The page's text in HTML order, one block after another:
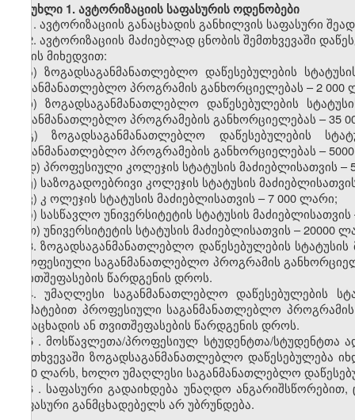
მუხლი 1. ავტორიზაციის საფასურისოდენობები
1. ავტორიზაციის განაცხადის განხილვის საფასური
2.ავტორიზაციის მაძიებლად ცნობის შემთხვევაში
სახის მიხედვით:
ა) ზოგადსაგანმანათლებლო დაწესებულების
საგანმანათლებლო პროგრამის განხორციელებას –2000
ბ) ზოგადსაგანმანათლებლო დაწესებულების
საგანმანათლებლო პროგრამების განხორციელებას –35
გ)
ზოგადსაგანმანათლებლო დაწესებულების
საგანმანათლებლო პროგრამების განხორციელებას –
დ) პროფესიული კოლეჯის სტატუსის მაძიებლისათვის –
ე) საზოგადოებრივი კოლეჯის სტატუსის
ვ) კ ოლეჯის სტატუსის მაძიებლისათვის –7000 ლარი;
ზ) სასწავლო უნივერსიტეტის სტატუსის მაძიებლისათვის
თ) უნივერსიტეტის სტატუსის მაძიებლისათვის –20000
3. ზოგადსაგანმანათლებლო დაწესებულების
პროფესიული საგანმანათლებლო პროგრამის
თვითშეფასების წარდგენის დროს.
4. უმაღლესი საგანმანათლებლო დაწესებულების
დამატებით პროფესიული საგანმანათლებლო
განაცხადის ან თვითშეფასების წარდგენის დროს.
5.მოსწავლეთა/პროფესიულ სტუდენტთა/სტუდენტთა
შემთხვევაშიზოგადსაგანმანათლებლო დაწესებულება
3000ლარს, ხოლო უმაღლესი საგანმანათლებლო
6. საფასური გადაიხდება უნაღდო ანგარიშსწორებით,
საფასური განმცხადებელს არ უბრუნდება.